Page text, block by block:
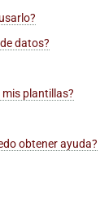
datos?
plantillas?
obtener ayuda?